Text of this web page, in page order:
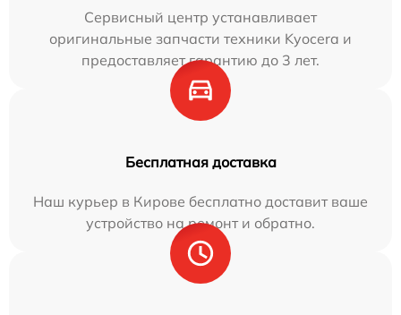
Сервисный центр устанавливает
оригинальные запчасти техники Kyocera и
предоставляет гарантию до 3 лет.
Бесплатная доставка
Наш курьер в Кирове бесплатно доставит ваше
устройство на ремонт и обратно.